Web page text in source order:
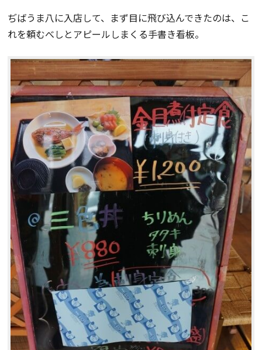
ぢばうま八に入店して、まず目に飛び込んできたのは、こ
れを頼むべしとアピールしまくる手書き看板。